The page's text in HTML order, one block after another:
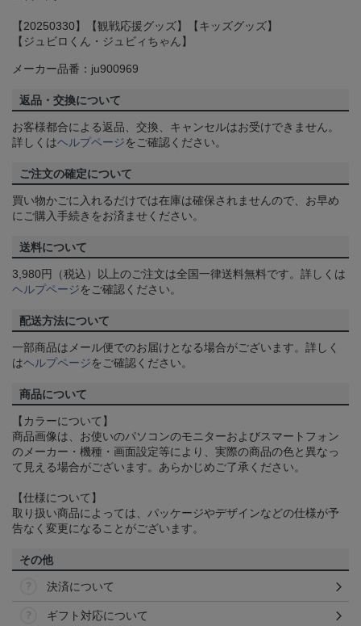
【20250330】【観戦応援グッズ】【キッズグッズ】
【ジュビロくん・ジュビィちゃん】
メーカー品番：ju900969
返品・交換について
お客様都合による返品、交換、キャンセルはお受けできません。
詳しくはヘルプページをご確認ください。
ご注文の確定について
買い物かごに入れるだけでは在庫は確保されませんので、お早め
にご購入手続きをお済ませください。
送料について
3,980円（税込）以上のご注文は全国一律送料無料です。詳しくは
ヘルプページをご確認ください。
配送方法について
一部商品はメール便でのお届けとなる場合がございます。詳しく
はヘルプページをご確認ください。
商品について
【カラーについて】
商品画像は、お使いのパソコンのモニターおよびスマートフォン
のメーカー・機種・画面設定等により、実際の商品の色と異なっ
て見える場合がございます。あらかじめご了承ください。
【仕様について】
取り扱い商品によっては、パッケージやデザインなどの仕様が予
告なく変更になることがございます。
その他
決済について
ギフト対応について